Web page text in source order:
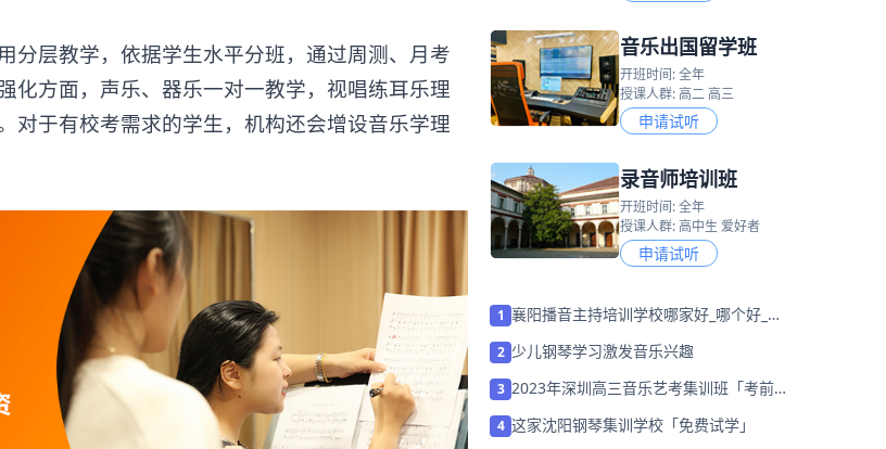
层教学，依据学生水平分班，通过周测、月考
化方面，声乐、器乐一对一教学，视唱练耳乐理
对于有校考需求的学生，机构还会增设音乐学理
音乐出国留学班
开班时间: 全年
授课人群: 高二 高三
申请试听
录音师培训班
开班时间: 全年
授课人群: 高中生 爱好者
申请试听
1 襄阳播音主持培训学校哪家好_哪个好_学
2 少儿钢琴学习激发音乐兴趣
3 2023年深圳高三音乐艺考集训班「考前集
4 这家沈阳钢琴集训学校「免费试学」